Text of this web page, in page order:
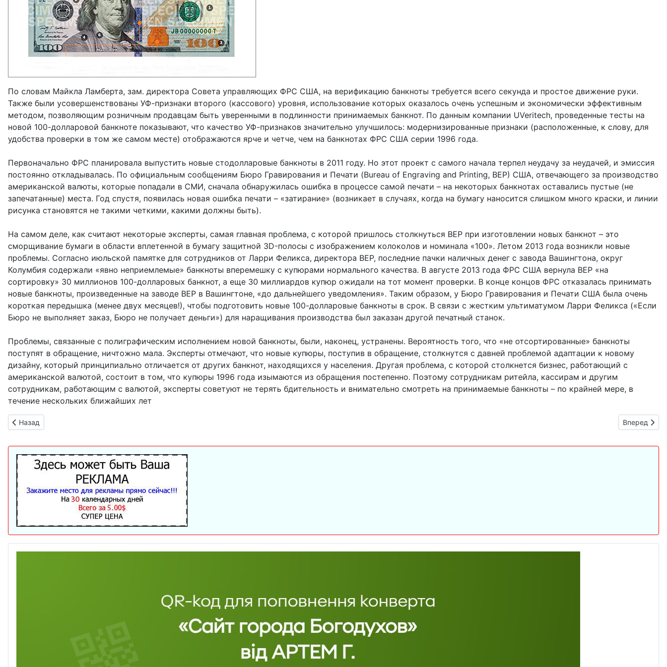
По словам Майкла Ламберта, зам. директора Совета управляющих ФРС США, на верификацию банкноты требуется всего секунда и простое движение руки.
Также были усовершенствованы УФ-признаки второго (кассового) уровня, использование которых оказалось очень успешным и экономически эффективным
методом, позволяющим розничным продавцам быть уверенными в подлинности принимаемых банкнот. По данным компании UVeritech, проведенные тесты на
новой 100-долларовой банкноте показывают, что качество УФ-признаков значительно улучшилось: модернизированные признаки (расположенные, к слову, для
удобства проверки в том же самом месте) отображаются ярче и четче, чем на банкнотах ФРС США серии 1996 года.
Первоначально ФРС планировала выпустить новые стодолларовые банкноты в 2011 году. Но этот проект с самого начала терпел неудачу за неудачей, и эмиссия
постоянно откладывалась. По официальным сообщениям Бюро Гравирования и Печати (Bureau of Engraving and Printing, BEP) США, отвечающего за производство
американской валюты, которые попадали в СМИ, сначала обнаружилась ошибка в процессе самой печати – на некоторых банкнотах оставались пустые (не
запечатанные) места. Год спустя, появилась новая ошибка печати – «затирание» (возникает в случаях, когда на бумагу наносится слишком много краски, и линии
рисунка становятся не такими четкими, какими должны быть).
На самом деле, как считают некоторые эксперты, самая главная проблема, с которой пришлось столкнуться BEP при изготовлении новых банкнот – это
сморщивание бумаги в области вплетенной в бумагу защитной 3D-полосы с изображением колоколов и номинала «100». Летом 2013 года возникли новые
проблемы. Согласно июльской памятке для сотрудников от Ларри Феликса, директора BEP, последние пачки наличных денег с завода Вашингтона, округ
Колумбия содержали «явно неприемлемые» банкноты вперемешку с купюрами нормального качества. В августе 2013 года ФРС США вернула BEP «на
сортировку» 30 миллионов 100-долларовых банкнот, а еще 30 миллиардов купюр ожидали на тот момент проверки. В конце концов ФРС отказалась принимать
новые банкноты, произведенные на заводе BEP в Вашингтоне, «до дальнейшего уведомления». Таким образом, у Бюро Гравирования и Печати США была очень
короткая передышка (менее двух месяцев!), чтобы подготовить новые 100-долларовые банкноты в срок. В связи с жестким ультиматумом Ларри Феликса («Если
Бюро не выполняет заказ, Бюро не получает деньги») для наращивания производства был заказан другой печатный станок.
Проблемы, связанные с полиграфическим исполнением новой банкноты, были, наконец, устранены. Вероятность того, что «не отсортированные» банкноты
поступят в обращение, ничтожно мала. Эксперты отмечают, что новые купюры, поступив в обращение, столкнутся с давней проблемой адаптации к новому
дизайну, который принципиально отличается от других банкнот, находящихся у населения. Другая проблема, с которой столкнется бизнес, работающий с
американской валютой, состоит в том, что купюры 1996 года изымаются из обращения постепенно. Поэтому сотрудникам ритейла, кассирам и другим
сотрудникам, работающим с валютой, эксперты советуют не терять бдительность и внимательно смотреть на принимаемые банкноты – по крайней мере, в
течение нескольких ближайших лет
Предыдущий: Телеканалы станут платными
Назад Следующий:
Вперед